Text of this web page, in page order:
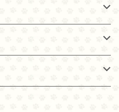
は食べない場合には いつも食べている
です。
吸収力が落ちてきた子や食が細い子に
フー
して、また、ぱさぱさとした食感が苦手
しい食べものに警戒する子もいます。 フ
めて食べる猫ちゃんで、そのままでは